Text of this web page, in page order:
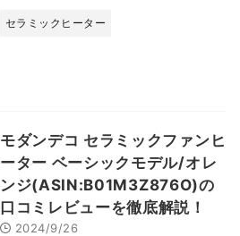
セラミックヒーター
モダンデコ セラミックファンヒ
ーター ベーシックモデル/オレ
ンジ(ASIN:B01M3Z876O)の
口コミレビューを徹底解説！
2024/9/26